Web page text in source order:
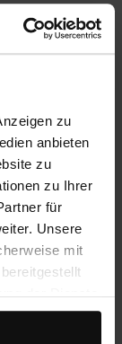
zu
anbieten
zu
zu Ihrer
für
Unsere
mit
der Dienste